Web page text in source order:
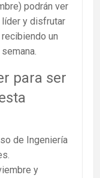
podrán ver
líder y disfrutar
un
para ser
de Ingeniería
y